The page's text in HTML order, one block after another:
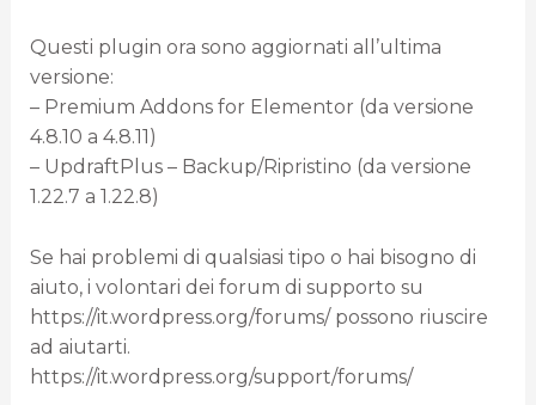
Questi plugin ora sono aggiornati all’ultima
versione:
– Premium Addons for Elementor (da versione
4.8.10 a 4.8.11)
– UpdraftPlus – Backup/Ripristino (da versione
1.22.7 a 1.22.8)
Se hai problemi di qualsiasi tipo o hai bisogno di
aiuto, i volontari dei forum di supporto su
https://it.wordpress.org/forums/ possono riuscire
ad aiutarti.
https://it.wordpress.org/support/forums/